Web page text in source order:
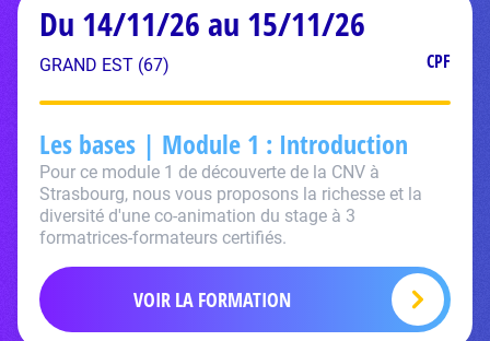
Du 14/11/26 au 15/11/26
GRAND EST (67) CPF
Les bases | Module 1 : Introduction
Pour ce module 1 de découverte de la CNV à
Strasbourg, nous vous proposons la richesse et la
diversité d'une co-animation du stage à 3
formatrices-formateurs certifiés.
VOIR LA FORMATION